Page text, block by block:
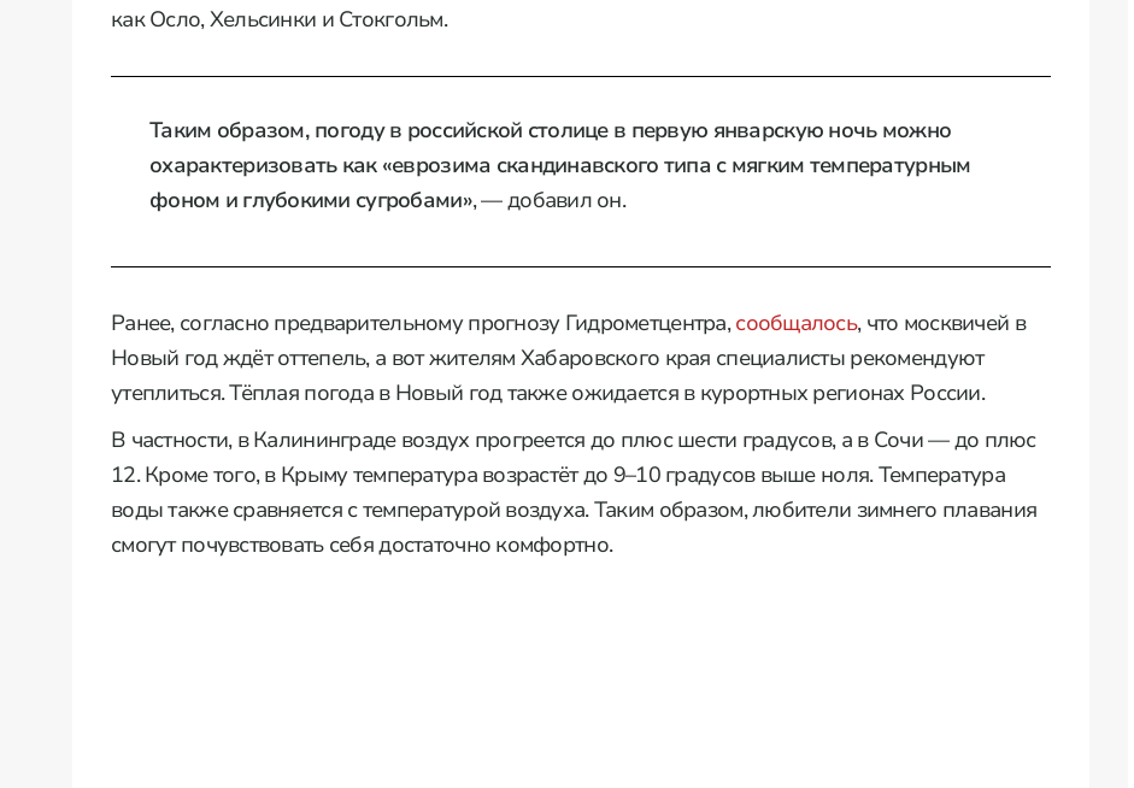
как Осло, Хельсинки и Стокгольм.
Таким образом, погоду в российской столице в первую январскую ночь можно
охарактеризовать как «еврозима скандинавского типа с мягким температурным
фоном и глубокими сугробами», — добавил он.
Ранее, согласно предварительному прогнозу Гидрометцентра,сообщалось, что москвичей в
Новый год ждёт оттепель, а вот жителям Хабаровского края специалисты рекомендуют
утеплиться. Тёплая погода в Новый год также ожидается в курортных регионах России.
В частности, в Калининграде воздух прогреется до плюс шести градусов, а в Сочи — до плюс
12. Кроме того, в Крыму температура возрастёт до 9–10 градусов выше ноля. Температура
воды также сравняется с температурой воздуха. Таким образом, любители зимнего плавания
смогут почувствовать себя достаточно комфортно.